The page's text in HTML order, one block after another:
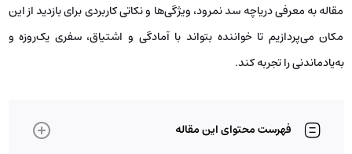
مقاله‌ به معرفی دریاچه سد نمرود، ویژگی‌ها و نکاتی کاربردی برای بازدید از این
مکان می‌پردازیم تا خواننده بتواند با آمادگی و اشتیاق، سفری یک‌روزه و
به‌یادماندنی را تجربه کند.
فهرست محتوای این مقاله